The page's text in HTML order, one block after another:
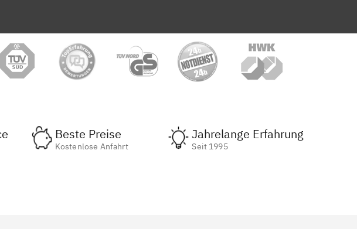
Beste Preise
Kostenlose Anfahrt
Jahrelange Erfahrung
Seit 1995